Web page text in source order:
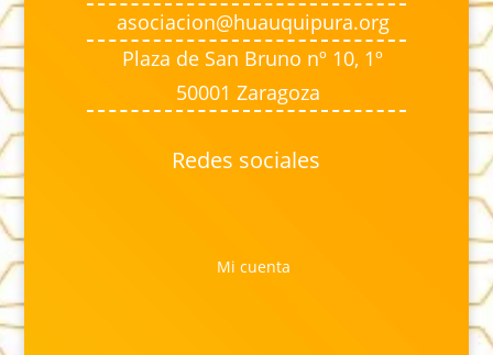
asociacion@huauquipura.org
Plaza de San Bruno nº 10, 1º
50001 Zaragoza
Redes sociales
Mi cuenta